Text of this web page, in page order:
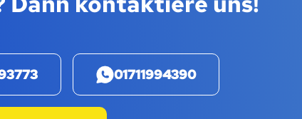
01711994390